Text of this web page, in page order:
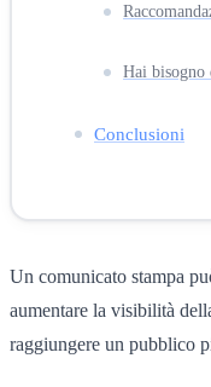
Hai
Conclusioni
Un comunicato stampa
aumentare la visibilità
raggiungere un pubblico